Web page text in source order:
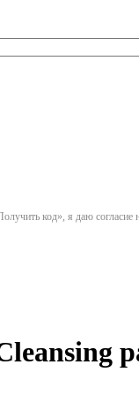
код», я даю согласие